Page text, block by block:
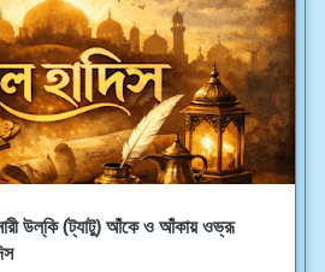
নারী উল্‌কি (ট্যাটু) আঁকে ও আঁকায় ওভ্রূ